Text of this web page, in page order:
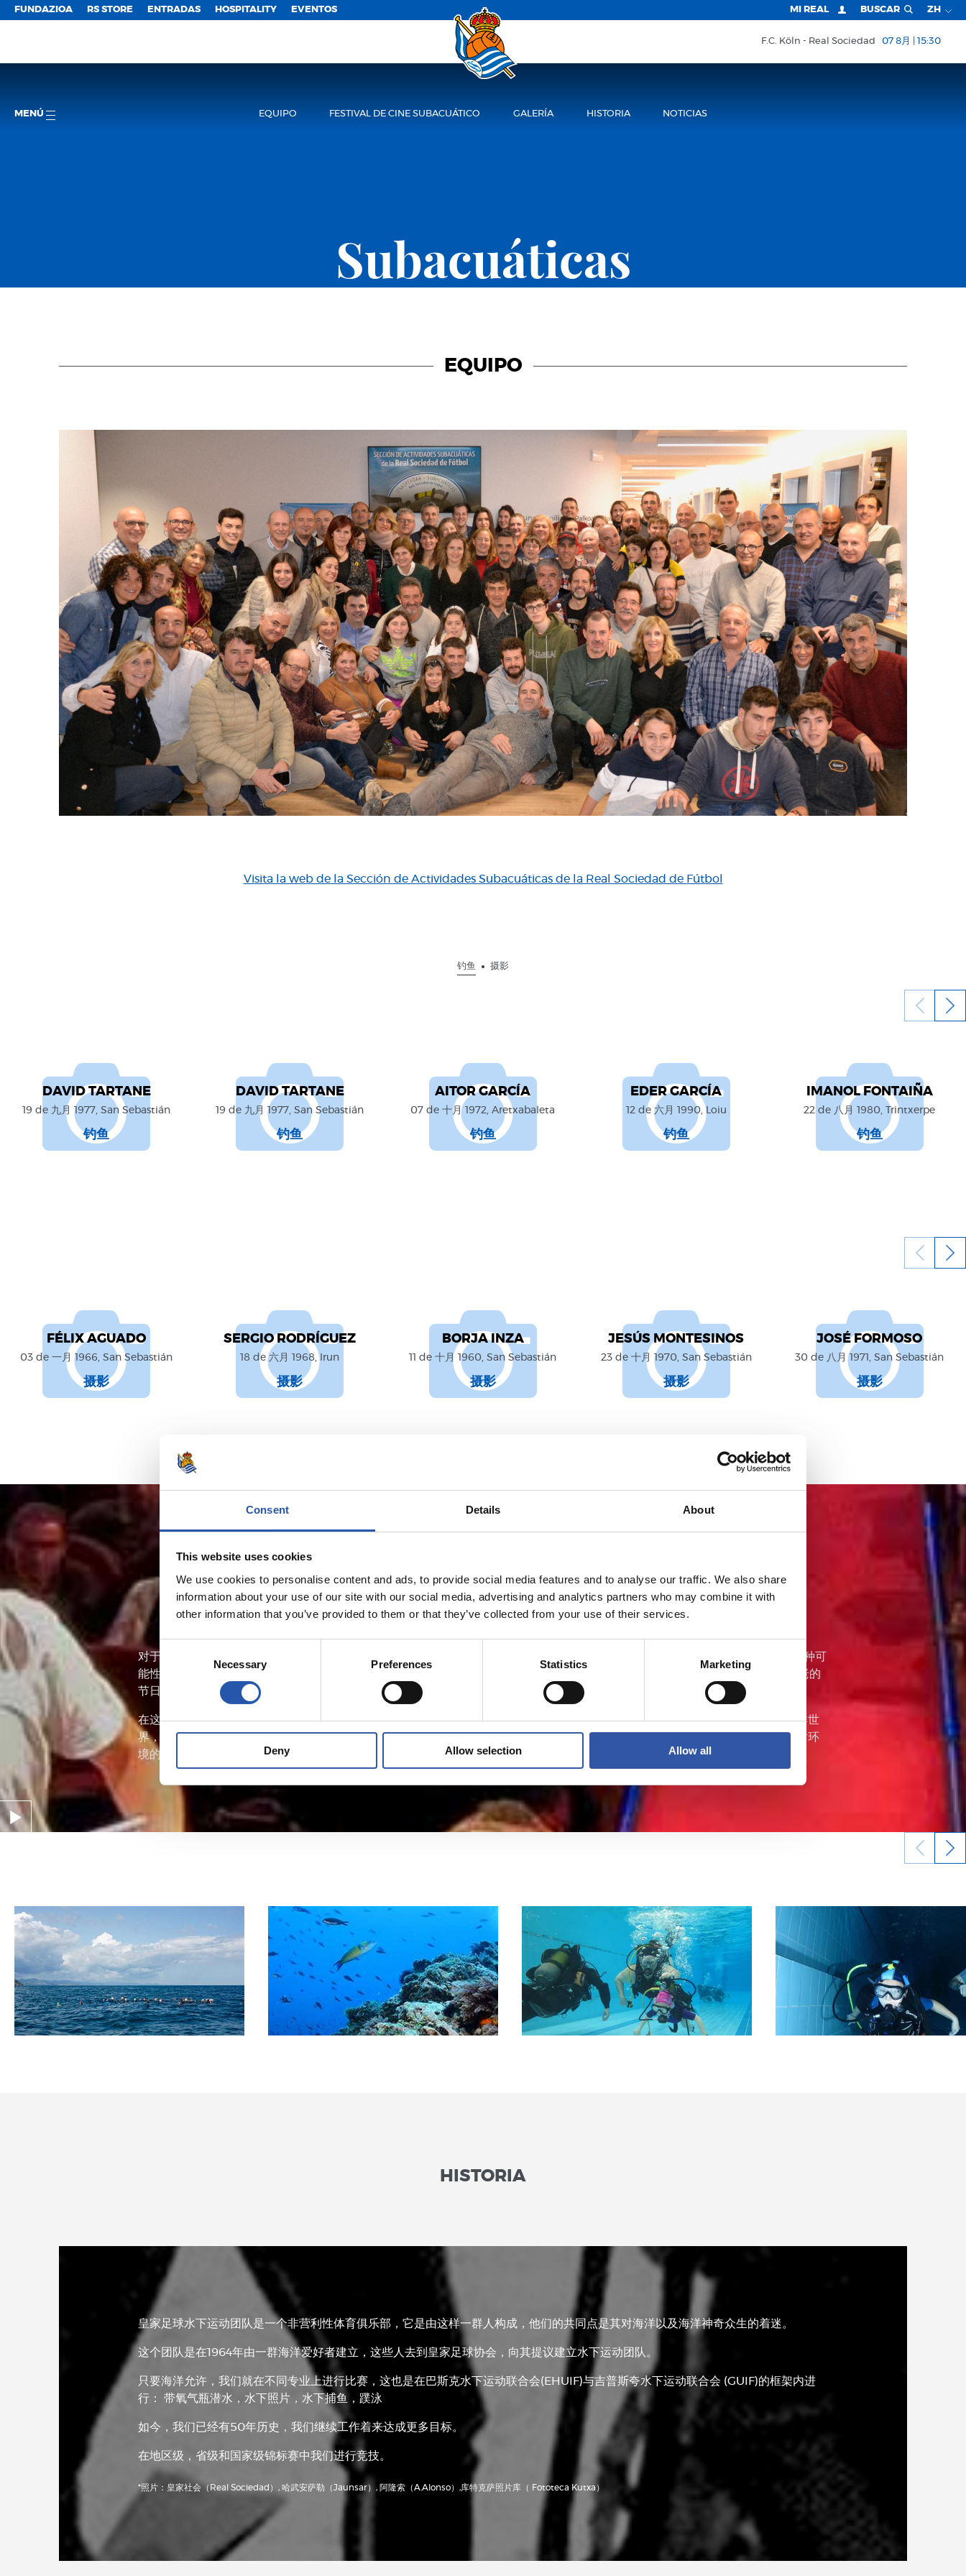
Consent Details About
This website uses cookies
We use cookies to personalise content and ads, to provide social media features and to analyse our traffic. We also share
information about your use of our site with our social media, advertising and analytics partners who may combine it with
other information that you’ve provided to them or that they’ve collected from your use of their services.
Consent
Necessary Preferences Statistics Marketing
Deny Allow selection Allow all
FUNDAZIOA RS STORE ENTRADAS HOSPITALITY EVENTOS MI REAL BUSCAR ZH
F.C. Köln Real Sociedad 07 8月 | 15:30
MENÚ EQUIPO FESTIVAL DE CINE SUBACUÁTICO GALERÍA HISTORIA NOTICIAS
Subacuáticas
EQUIPO
Visita la web de la Sección de Actividades Subacuáticas de la Real Sociedad de Fútbol
钓鱼 摄影
DAVID TARTANE
19 de 九月 1977, San Sebastián
钓鱼
DAVID TARTANE
19 de 九月 1977, San Sebastián
钓鱼
AITOR GARCÍA
07 de 十月 1972, Aretxabaleta
钓鱼
EDER GARCÍA
12 de 六月 1990, Loiu
钓鱼
IMANOL FONTAIÑA
22 de 八月 1980, Trintxerpe
钓鱼
FÉLIX AGUADO
03 de 一月 1966, San Sebastián
摄影
SERGIO RODRÍGUEZ
18 de 六月 1968, Irun
摄影
BORJA INZA
11 de 十月 1960, San Sebastián
摄影
JESÚS MONTESINOS
23 de 十月 1970, San Sebastián
摄影
JOSÉ FORMOSO
30 de 八月 1971, San Sebastián
摄影
对于所有水下世界业余爱好者而言它是一项世界级活动。 每年圣塞巴斯蒂安国际水下影院系列活动(CIMASUB) 为我们提供了这样一种可
能性，即在世界任何角落舒适地坐在一张电影院椅子上享受潜水。 自从1974年皇家社会分栏就组织这一系列活动，它是欧洲第二古老的
节日。
在这一系列活动中孩子们也可以做主角。 在有我们的基金会支持的情况下，来自圣塞巴斯蒂安不同的学校的超过500名学生走进海洋世
界，这也是得利于连同在圣塞巴斯蒂安水族馆开展的活动一起放映的电影短片。 宗旨是在最年轻的群体中促进对于海洋的了解以及对环
境的尊重。
HISTORIA
皇家足球水下运动团队是一个非营利性体育俱乐部，它是由这样一群人构成，他们的共同点是其对海洋以及海洋神奇众生的着迷。
这个团队是在1964年由一群海洋爱好者建立，这些人去到皇家足球协会，向其提议建立水下运动团队。
只要海洋允许，我们就在不同专业上进行比赛，这也是在巴斯克水下运动联合会(EHUIF)与吉普斯夸水下运动联合会 (GUIF)的框架内进
行： 带氧气瓶潜水，水下照片，水下捕鱼，蹼泳
如今，我们已经有50年历史，我们继续工作着来达成更多目标。
在地区级，省级和国家级锦标赛中我们进行竞技。
*照片：皇家社会（Real Sociedad）, 哈武安萨勒（Jaunsar）, 阿隆索（A.Alonso）,库特克萨照片库（ Fototeca Kutxa）